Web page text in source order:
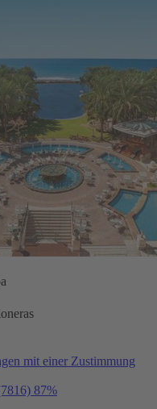
mit einer Zustimmung
87%